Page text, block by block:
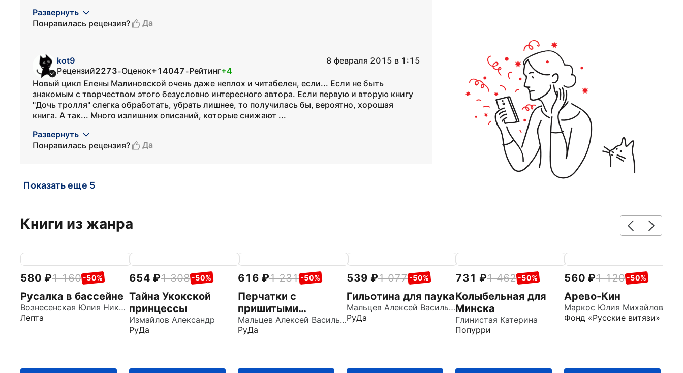
Развернуть
Понравилась рецензия?
Да
kot9
8 февраля 2015 в 1:15
Рецензий2273•Оценок+14047•Рейтинг+4
Новый цикл Елены Малиновской очень даже неплох и читабелен, если... Если не быть
знакомым с творчеством этого безусловно интересного автора. Если первую и вторую книгу
"Дочь тролля" слегка обработать, убрать лишнее, то получилась бы, вероятно, хорошая
книга. А так... Много излишних описаний, которые снижают ...
Развернуть
Понравилась рецензия?
Да
Показать еще 5
Книги из жанра
580 1 160 -50%
Русалка в бассейне
Вознесенская Юлия Николаевна
Лепта
654 1 308 -50%
Тайна Укокской
принцессы
Измайлов Александр
РуДа
616 1 231 -50%
Перчатки с
пришитыми
пальцами
Мальцев Алексей Васильевич
РуДа
539 1 077 -50%
Гильотина для паука
Мальцев Алексей Васильевич
РуДа
731 1 462 -50%
Колыбельная для
Минска
Глинистая Катерина
Попурри
560 1 120 -50%
Арево-Кин
Маркос Юлия Михайловна
Фонд «Русские витязи»